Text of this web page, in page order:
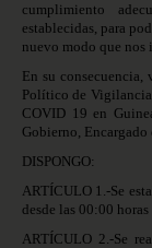
cumplimiento
establecidas, para
nuevo modo que
En su consecuencia,
Político de Vigilancia
COVID 19 en
Gobierno,
DISPONGO:
ARTÍCULO 1.-Se
desde las 00:00
ARTÍCULO 2.-Se